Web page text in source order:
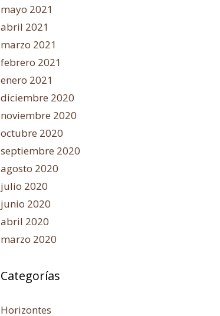
mayo 2021
abril 2021
marzo 2021
febrero 2021
enero 2021
diciembre 2020
noviembre 2020
octubre 2020
septiembre 2020
agosto 2020
julio 2020
junio 2020
abril 2020
marzo 2020
Categorías
Horizontes